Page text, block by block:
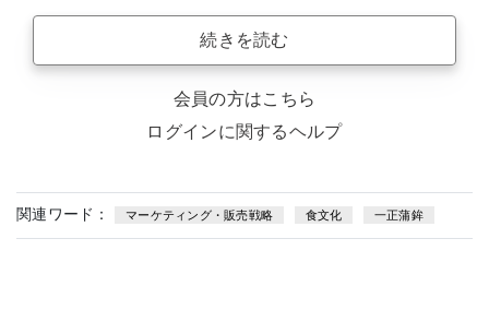
続きを読む
会員の方はこちら
ログインに関するヘルプ
関連ワード： マーケティング・販売戦略 食文化 一正蒲鉾